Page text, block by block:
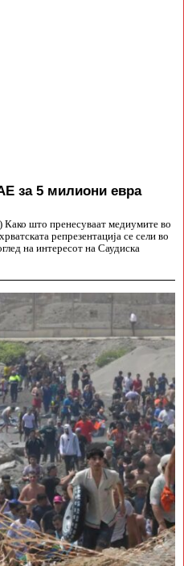
за 5 милиони евра
што пренесуваат медиумите во
репрезентација се сели во
на интересот на Саудиска